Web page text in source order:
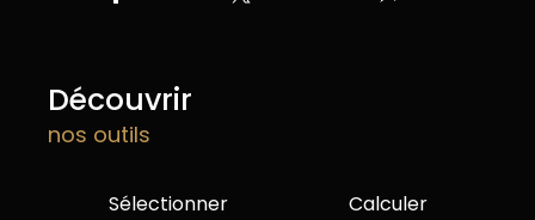
découvrir
nos outils
Sélectionner Calculer